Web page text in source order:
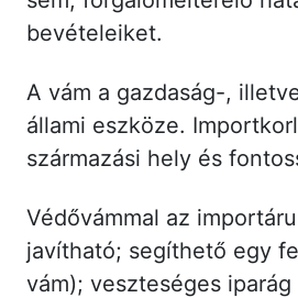
bevételeiket.
A vám a gazdaság-,
állami eszköze.
származási hely és
Védővámmal az
javítható; segíthető egy
vám); veszteséges